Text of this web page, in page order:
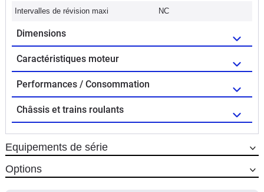
Intervalles de révision maxi NC
Dimensions
Caractéristiques moteur
Performances / Consommation
Châssis et trains roulants
Equipements de série
Options